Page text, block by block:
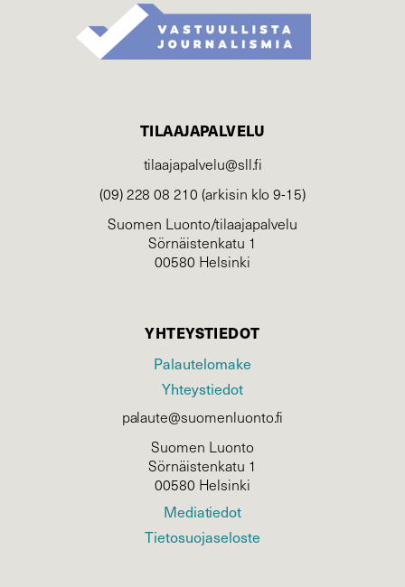
TILAAJAPALVELU
tilaajapalvelu@sll.fi
(09) 228 08 210 (arkisin klo 9-15)
Suomen Luonto/tilaajapalvelu
Sörnäistenkatu 1
00580 Helsinki
YHTEYSTIEDOT
Palautelomake
Yhteystiedot
palaute@suomenluonto.fi
Suomen Luonto
Sörnäistenkatu 1
00580 Helsinki
Mediatiedot
Tietosuojaseloste